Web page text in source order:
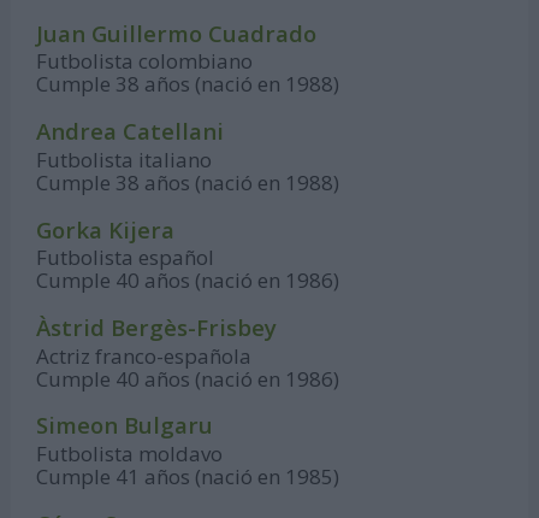
Juan Guillermo Cuadrado
Futbolista colombiano
Cumple 38 años (nació en 1988)
Andrea Catellani
Futbolista italiano
Cumple 38 años (nació en 1988)
Gorka Kijera
Futbolista español
Cumple 40 años (nació en 1986)
Àstrid Bergès-Frisbey
Actriz franco-española
Cumple 40 años (nació en 1986)
Simeon Bulgaru
Futbolista moldavo
Cumple 41 años (nació en 1985)